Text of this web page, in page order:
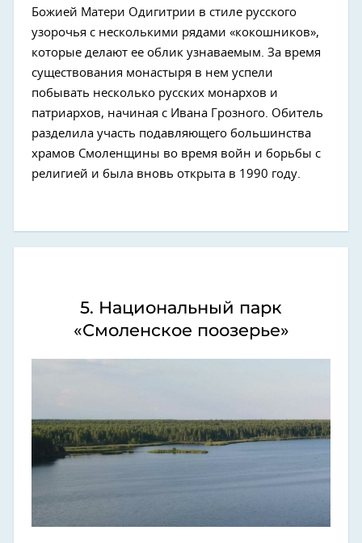
Божией Матери Одигитрии в стиле русского
узорочья с несколькими рядами «кокошников»,
которые делают ее облик узнаваемым. За время
существования монастыря в нем успели
побывать несколько русских монархов и
патриархов, начиная с Ивана Грозного. Обитель
разделила участь подавляющего большинства
храмов Смоленщины во время войн и борьбы с
религией и была вновь открыта в 1990 году.
5. Национальный парк
«Смоленское поозерье»